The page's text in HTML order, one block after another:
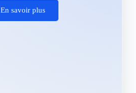
En savoir plus